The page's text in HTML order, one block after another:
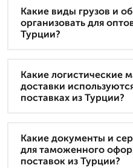
Какие виды грузов и
организовать для
Турции?
Какие логистические
доставки
поставках из Турции?
Какие документы и
для таможенного
поставок из Турции?